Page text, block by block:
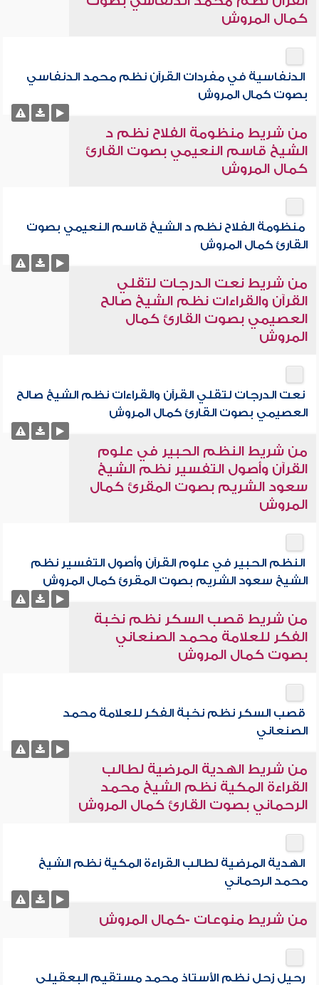
كمال المروش
الدنفاسية في مفردات القرآن نظم محمد الدنفاسي
بصوت كمال المروش
من شريط منظومة الفلاح نظم د
الشيخ قاسم النعيمي بصوت القارئ
كمال المروش
منظومة الفلاح نظم د الشيخ قاسم النعيمي بصوت
القارئ كمال المروش
من شريط نعت الدرجات لتقلي
القرآن والقراءات نظم الشيخ صالح
العصيمي بصوت القارئ كمال
المروش
نعت الدرجات لتقلي القرآن والقراءات نظم الشيخ صالح
العصيمي بصوت القارئ كمال المروش
من شريط النظم الحبير في علوم
القرآن وأصول التفسير نظم الشيخ
سعود الشريم بصوت المقرئ كمال
المروش
النظم الحبير في علوم القرآن وأصول التفسير نظم
الشيخ سعود الشريم بصوت المقرئ كمال المروش
من شريط قصب السكر نظم نخبة
الفكر للعلامة محمد الصنعاني
بصوت كمال المروش
قصب السكر نظم نخبة الفكر للعلامة محمد
الصنعاني
من شريط الهدية المرضية لطالب
القراءة المكية نظم الشيخ محمد
الرحماني بصوت القارئ كمال المروش
الهدية المرضية لطالب القراءة المكية نظم الشيخ
محمد الرحماني
من شريط منوعات -كمال المروش
رحيل زحل نظم الأستاذ محمد مستقيم البعقيلي